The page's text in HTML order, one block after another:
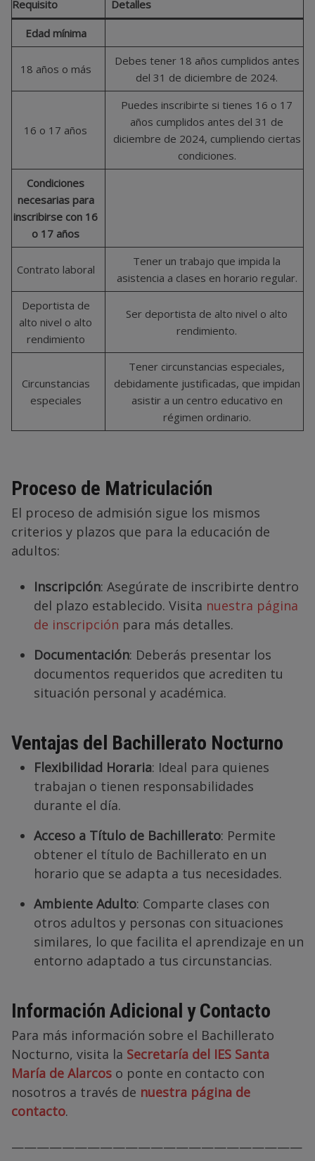
Requisito Detalles
Edad mínima
18 años o más
Debes tener 18 años cumplidos antes
del 31 de diciembre de 2024.
16 o 17 años
Puedes inscribirte si tienes 16 o 17
años cumplidos antes del 31 de
diciembre de 2024, cumpliendo ciertas
condiciones.
Condiciones
necesarias para
inscribirse con 16
o 17 años
Contrato laboral
Tener un trabajo que impida la
asistencia a clases en horario regular.
Deportista de
alto nivel o alto
rendimiento
Ser deportista de alto nivel o alto
rendimiento.
Circunstancias
especiales
Tener circunstancias especiales,
debidamente justificadas, que impidan
asistir a un centro educativo en
régimen ordinario.
Proceso de Matriculación
El proceso de admisión sigue los mismos
criterios y plazos que para la educación de
adultos:
Inscripción: Asegúrate de inscribirte dentro
del plazo establecido. Visita nuestra página
de inscripción para más detalles.
Documentación: Deberás presentar los
documentos requeridos que acrediten tu
situación personal y académica.
Ventajas del Bachillerato Nocturno
Flexibilidad Horaria: Ideal para quienes
trabajan o tienen responsabilidades
durante el día.
Acceso a Título de Bachillerato: Permite
obtener el título de Bachillerato en un
horario que se adapta a tus necesidades.
Ambiente Adulto: Comparte clases con
otros adultos y personas con situaciones
similares, lo que facilita el aprendizaje en un
entorno adaptado a tus circunstancias.
Información Adicional y Contacto
Para más información sobre el Bachillerato
Nocturno, visita la Secretaría del IES Santa
María de Alarcos o ponte en contacto con
nosotros a través de nuestra página de
contacto.
———————————————————————